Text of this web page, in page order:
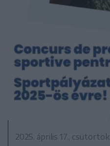
2025. április 17., csütörtök